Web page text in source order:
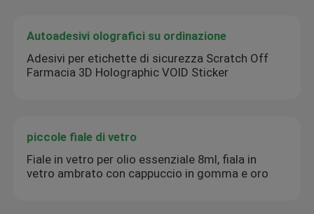
Autoadesivi olografici su ordinazione
Adesivi per etichette di sicurezza Scratch Off
Farmacia 3D Holographic VOID Sticker
piccole fiale di vetro
Fiale in vetro per olio essenziale 8ml, fiala in
vetro ambrato con cappuccio in gomma e oro